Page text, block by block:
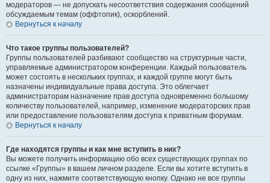
модераторов — не допускать несоответствия содержания сообщений
обсуждаемым темам (оффтопик), оскорблений.
Вернуться к началу
Что такое группы пользователей?
Группы пользователей разбивают сообщество на структурные части,
управляемые администратором конференции. Каждый пользователь
может состоять в нескольких группах, и каждой группе могут быть
назначены индивидуальные права доступа. Это облегчает
администраторам назначение прав доступа одновременно большому
количеству пользователей, например, изменение модераторских прав
или предоставление пользователям доступа к приватным форумам.
Вернуться к началу
Где находятся группы и как мне вступить в них?
Вы можете получить информацию обо всех существующих группах по
ссылке «Группы» в вашем личном разделе. Если вы хотите вступить в
одну из них, нажмите соответствующую кнопку. Однако не все группы